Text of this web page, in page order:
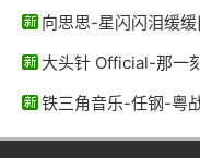
向思思-星闪闪泪缓
大头针 Official-那一刻我没挽
铁三角音乐-任钢-粤